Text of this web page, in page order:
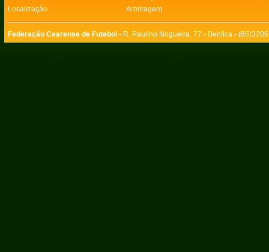
Localização
Arbitragem
Federação Cearense de Futebol - R. Paulino Nogueira, 77 - Benfica -